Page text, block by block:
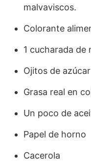
malvaviscos.
Colorante
1 cucharada de
Ojitos de azúcar
Grasa real en
Un poco de
Papel de horno
Cacerola